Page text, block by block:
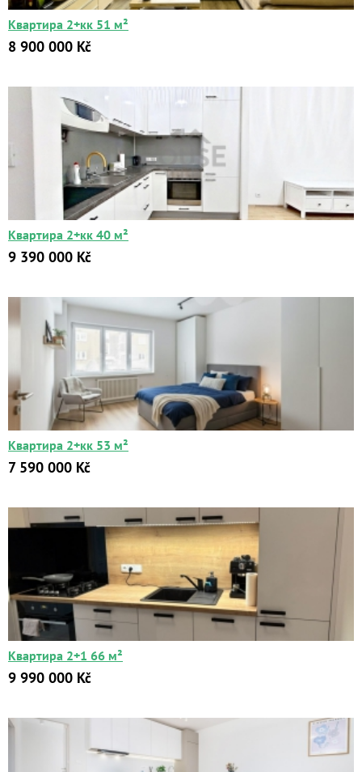
Квартира 2+кк 51 м²
8 900 000 Kč
Квартира 2+кк 40 м²
9 390 000 Kč
Квартира 2+кк 53 м²
7 590 000 Kč
Квартира 2+1 66 м²
9 990 000 Kč